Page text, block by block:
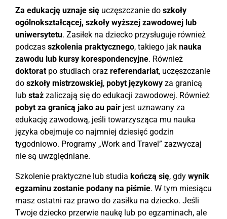
Za edukację uznaje się uczęszczanie do szkoły
ogólnokształcącej, szkoły wyższej zawodowej lub
uniwersytetu. Zasiłek na dziecko przysługuje również
podczas szkolenia praktycznego, takiego jak nauka
zawodu lub kursy korespondencyjne. Również
doktoratpo studiach oraz referendariat, uczęszczanie
do szkoły mistrzowskiej, pobyt językowy za granicą
lub staż zaliczają się do edukacji zawodowej. Również
pobyt za granicą jako au pair jest uznawany za
edukację zawodową, jeśli towarzysząca mu nauka
języka obejmuje co najmniej dziesięć godzin
tygodniowo. Programy „Work and Travel” zazwyczaj
nie są uwzględniane.
Szkolenie praktyczne lub studia kończą się, gdy wynik
egzaminu zostanie podany na piśmie. W tym miesiącu
masz ostatni raz prawo do zasiłku na dziecko. Jeśli
Twoje dziecko przerwie naukę lub po egzaminach, ale